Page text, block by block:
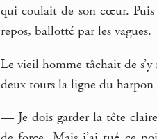
qui coulait de son cœur. Puis
repos, ballotté par les vagues.
Le vieil homme tâchait de
deux tours la ligne du harpon
— Je dois garder la tête